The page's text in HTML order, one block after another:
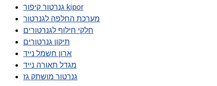
גנרטור קיפור kipor
מערכת החלפה לגנרטור
חלקי חילוף לגנרטורים
תיקון גנרטורים
ארון חשמל נייד
מגדל תאורה נייד
גנרטור מושתק גז